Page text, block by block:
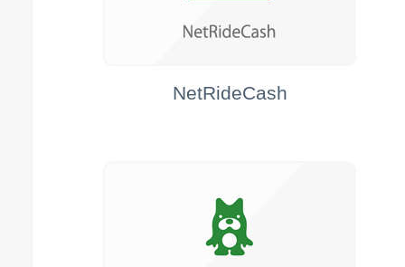
NetRideCash